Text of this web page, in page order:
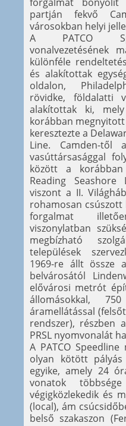
partján fekvő
városokban helyi
A PATCO
vonalvezetésének
különféle
és alakítottak
oldalon,
rövidke, földalatti
alakítottak ki,
korábban
keresztezte a
Line. Camden-től
vasúttársasággal
között a korábban
Reading
viszont a II.
rohamosan csúszott
forgalmat
viszonylatban
megbízható
települések
1969-re állt össze
belvárosától
elővárosi metrót
állomásokkal,
áramellátással
rendszer), részben
PRSL nyomvonalát
A PATCO
olyan kötött pályás
egyike, amely 24
vonatok
végigközlekedik és
(local), ám
belső szakaszon